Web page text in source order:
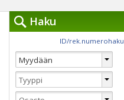
Haku
ID/rek.numerohaku